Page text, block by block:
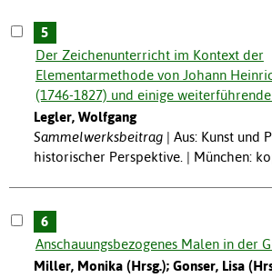
5
Der Zeichenunterricht im Kontext der
Elementarmethode von Johann
(1746-1827) und einige
Legler, Wolfgang
Sammelwerksbeitrag
Aus: Kunst und
historischer Perspektive. | München:
6
Anschauungsbezogenes Malen in der
Miller, Monika (Hrsg.); Gonser, Lisa